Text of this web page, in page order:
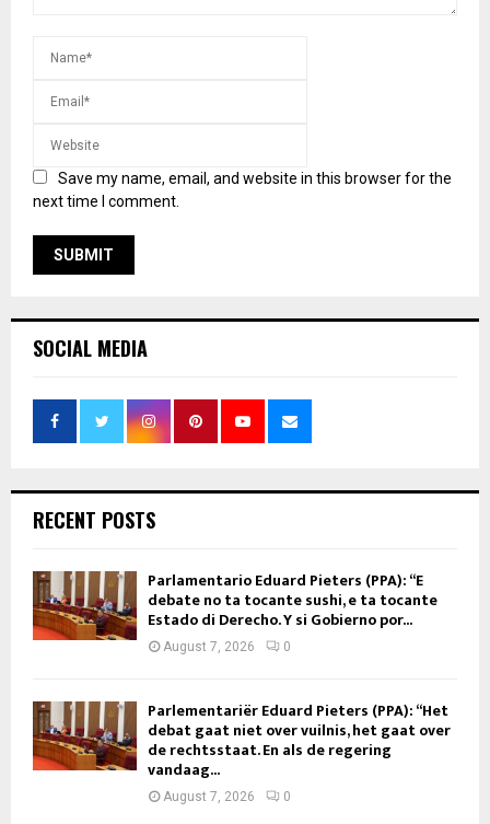
Save my name, email, and website in this browser for the
next time I comment.
SOCIAL MEDIA
RECENT POSTS
Parlamentario Eduard Pieters (PPA): “E
debate no ta tocante sushi, e ta tocante
Estado di Derecho. Y si Gobierno por...
August 7, 2026 0
Parlementariër Eduard Pieters (PPA): “Het
debat gaat niet over vuilnis, het gaat over
de rechtsstaat. En als de regering
vandaag...
August 7, 2026 0